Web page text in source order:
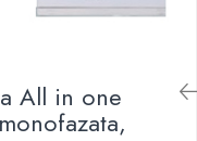
All in one